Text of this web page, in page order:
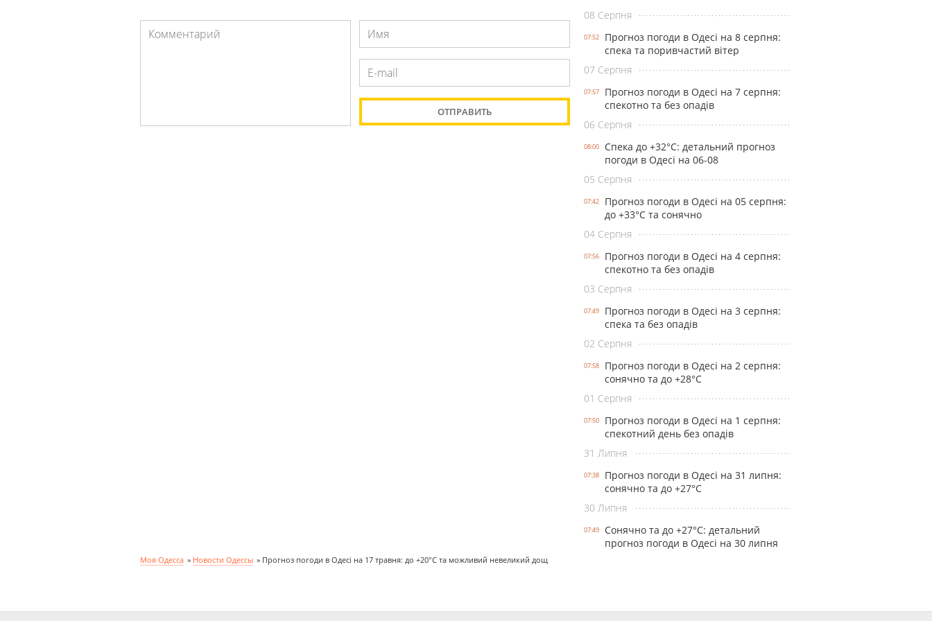
08 Серпня
07:52
Прогноз погоди в Одесі на 8 серпня:
спека та поривчастий вітер
07 Серпня
07:57
Прогноз погоди в Одесі на 7 серпня:
спекотно та без опадів
06 Серпня
08:00
Спека до +32°С: детальний прогноз
погоди в Одесі на 06-08
05 Серпня
07:42
Прогноз погоди в Одесі на 05 серпня:
до +33°С та сонячно
04 Серпня
07:56
Прогноз погоди в Одесі на 4 серпня:
спекотно та без опадів
03 Серпня
07:49
Прогноз погоди в Одесі на 3 серпня:
спека та без опадів
02 Серпня
07:58
Прогноз погоди в Одесі на 2 серпня:
сонячно та до +28°С
01 Серпня
07:50
Прогноз погоди в Одесі на 1 серпня:
спекотний день без опадів
31 Липня
07:38
Прогноз погоди в Одесі на 31 липня:
сонячно та до +27°С
30 Липня
07:49
Сонячно та до +27°С: детальний
прогноз погоди в Одесі на 30 липня
Моя Одесса » Новости Одессы » Прогноз погоди в Одесі на 17 травня: до +20°С та можливий невеликий дощ